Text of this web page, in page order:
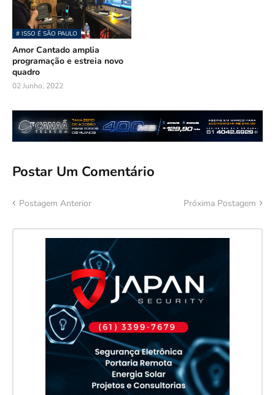
# ISSO É SÃO PAULO
Amor Cantado amplia
programação e estreia novo
quadro
02 Junho, 2022
Postar Um Comentário
Postagem Anterior Próxima Postagem